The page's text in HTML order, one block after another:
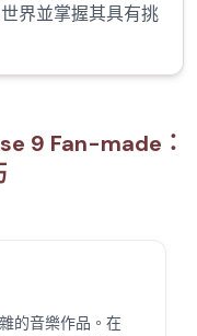
界並掌握其具有挑
9 Fan-made：
的音樂作品。在